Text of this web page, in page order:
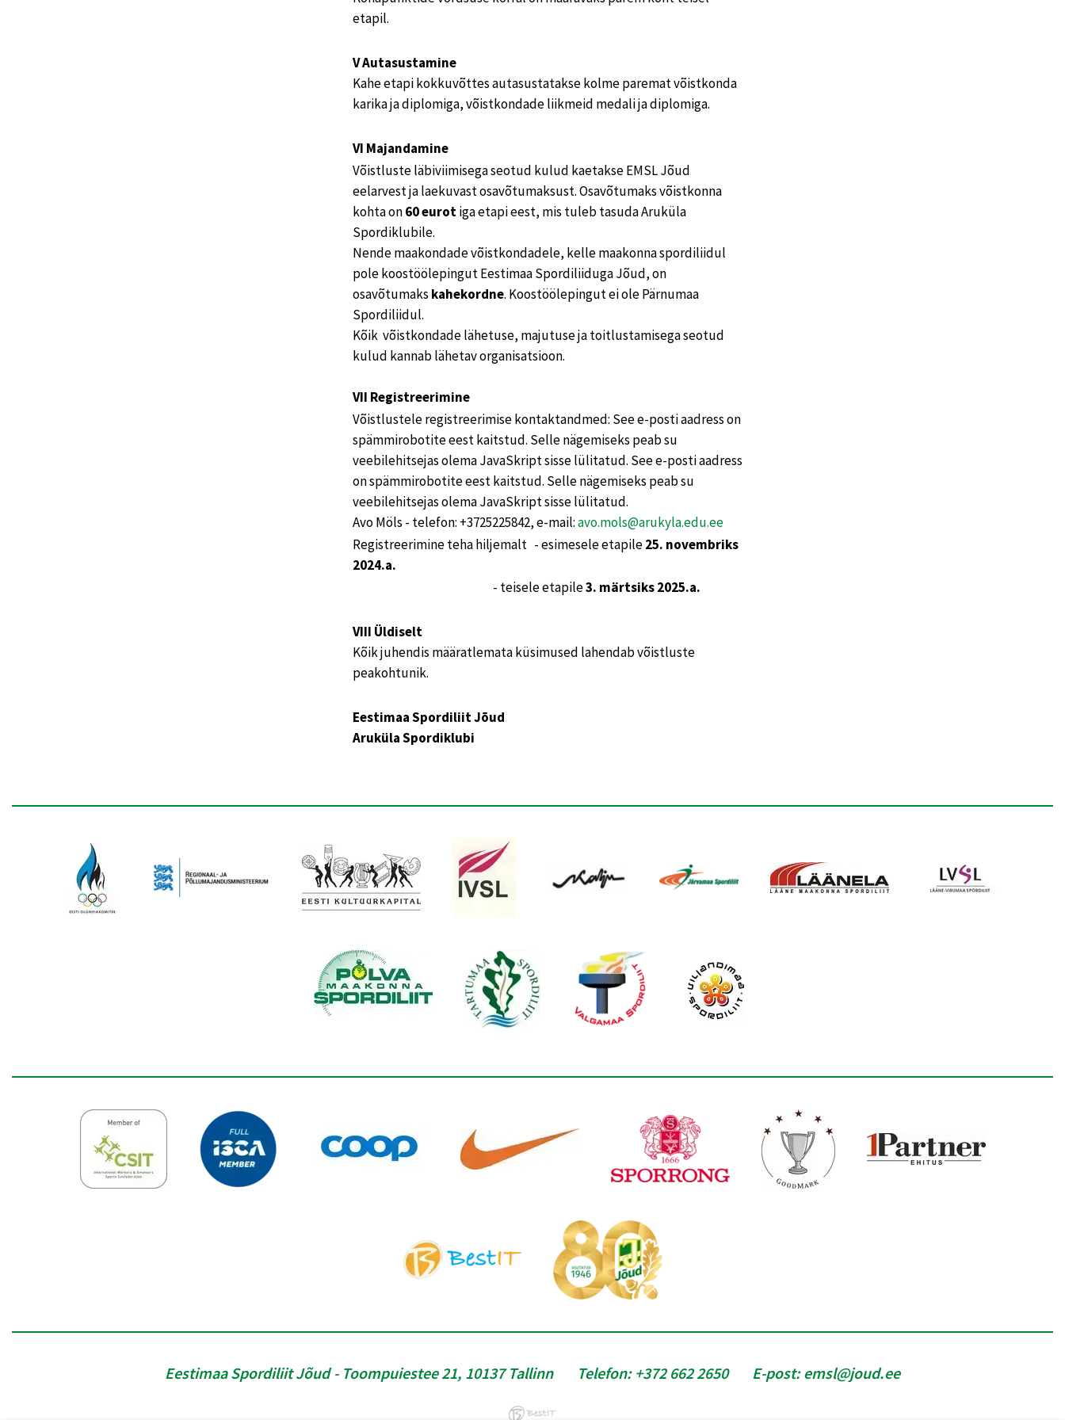
etapil.
V Autasustamine
Kahe etapi kokkuvõttes autasustatakse kolme paremat võistkonda
karika ja diplomiga, võistkondade liikmeid medali ja diplomiga.
VI Majandamine
Võistluste läbiviimisega seotud kulud kaetakse EMSL Jõud
eelarvest ja laekuvast osavõtumaksust. Osavõtumaks võistkonna
kohta on60 eurotiga etapi eest, mis tuleb tasuda Aruküla
Spordiklubile.
Nende maakondade võistkondadele, kelle maakonna spordiliidul
pole koostöölepingut Eestimaa Spordiliiduga Jõud, on
osavõtumaks kahekordne. Koostöölepingut ei ole Pärnumaa
Spordiliidul.
Kõik võistkondade lähetuse, majutuse ja toitlustamisega seotud
kulud kannab lähetav organisatsioon.
VII Registreerimine
Võistlustele registreerimise kontaktandmed: See e-posti aadress on
spämmirobotite eest kaitstud. Selle nägemiseks peab su
veebilehitsejas olema JavaSkript sisse lülitatud. See e-posti aadress
on spämmirobotite eest kaitstud. Selle nägemiseks peab su
veebilehitsejas olema JavaSkript sisse lülitatud.
Avo Möls - telefon: +3725225842, e-mail:avo.mols@arukyla.edu.ee
Registreerimine teha hiljemalt - esimesele etapile25. novembriks
2024.a.
- teisele etapile3. märtsiks 2025.a.
VIII Üldiselt
Kõik juhendis määratlemata küsimused lahendab võistluste
peakohtunik.
Eestimaa Spordiliit Jõud
Aruküla Spordiklubi
Eestimaa Spordiliit Jõud Toompuiestee 21, 10137 Tallinn Telefon: +372 662 2650 E-post:emsl@joud.ee